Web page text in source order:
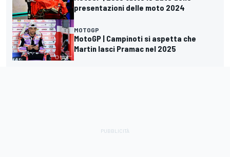
presentazioni delle moto 2024
MOTOGP
MotoGP | Campinoti si aspetta che
Martin lasci Pramac nel 2025